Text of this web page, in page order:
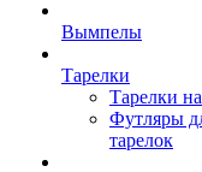
Вымпелы
Тарелки
Тарелки
Футляры
тарелок